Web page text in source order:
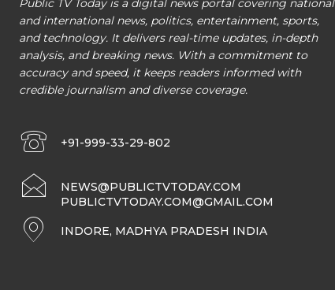
Public TV Today is a digital news portal covering national
and international news, politics, entertainment, sports,
and technology. It delivers real-time updates, in-depth
analysis, and breaking news. With a commitment to
accuracy and speed, it keeps readers informed with
credible journalism and diverse coverage.
+91-999-33-29-802
NEWS@PUBLICTVTODAY.COM
PUBLICTVTODAY.COM@GMAIL.COM
INDORE, MADHYA PRADESH INDIA